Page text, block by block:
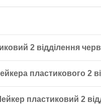
2 відділення
із міцного пластику і
пластикового 2
пластиковий 2